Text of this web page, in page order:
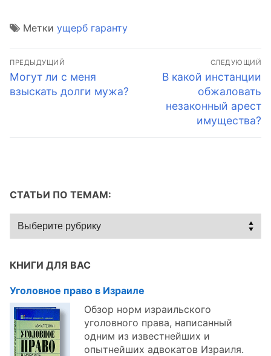
Метки ущерб гаранту
Навигация
по
записям
ПРЕДЫДУЩИЙ
Предыдущая
запись:
Могут ли с меня
взыскать долги мужа?
СЛЕДУЮЩИЙ
Следующая
В какой инстанции
обжаловать
незаконный арест
имущества?
СТАТЬИ ПО ТЕМАМ:
Статьи
по
КНИГИ ДЛЯ ВАС
Уголовное право в Израиле
Обзор норм израильского
уголовного права, написанный
одним из известнейших и
опытнейших адвокатов Израиля.